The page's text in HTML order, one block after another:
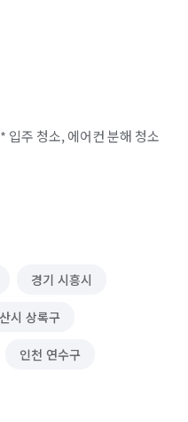
입주 청소, 에어컨 분해 청소
경기 시흥시
시 상록구
인천 연수구